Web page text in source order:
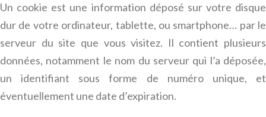
Un cookie est une information déposé sur votre disque
dur de votre ordinateur, tablette, ou smartphone… par le
serveur du site que vous visitez. Il contient plusieurs
données, notamment le nom du serveur qui l’a déposée,
un identifiant sous forme de numéro unique, et
éventuellement une date d’expiration.